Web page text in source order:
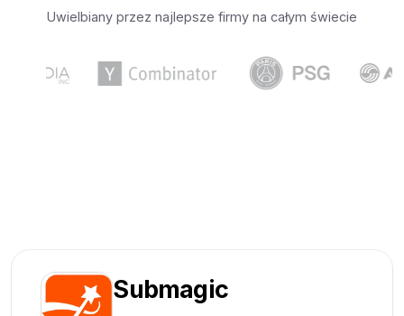
Uwielbiany przez najlepsze firmy na całym świecie
Submagic